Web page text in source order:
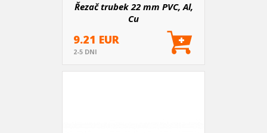
Řezač trubek 22 mm PVC, Al,
Cu
9.21 EUR
2-5 DNI